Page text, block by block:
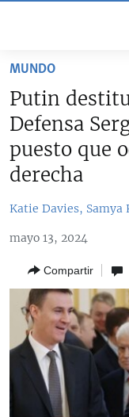
accesibilidad
contenido
principal
principal
búsqueda
CUBA
DERECHOS
SOBRE CUBA
ESTADOS UNIDOS
ESTADOS UNIDOS
AMÉRICA LATINA
OPINIÓN GRÁFICA
AUDIOVISUALES
RADIO MARTÍ
ESPECIALES
MUNDO
Putin
Defensa
puesto que
derecha
Katie Davies, Samya
mayo 13, 2024
Compartir